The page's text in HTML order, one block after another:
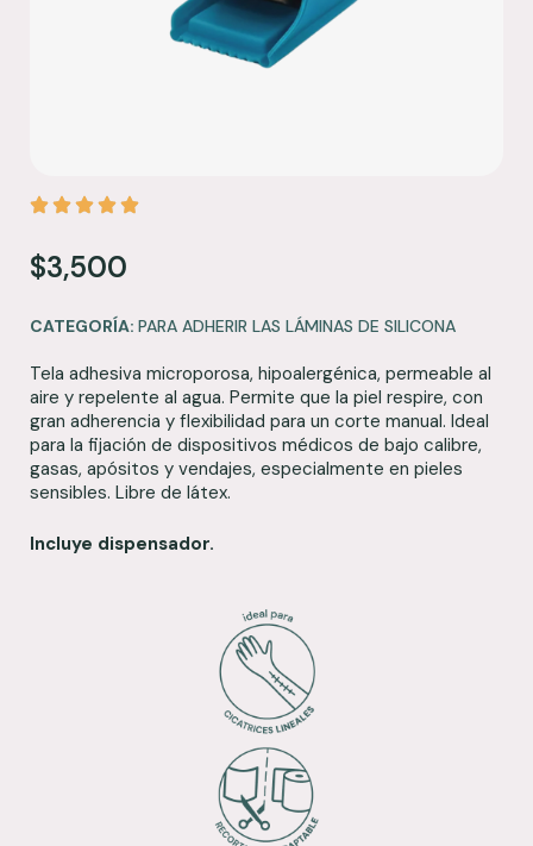
$3,500
CATEGORÍA: PARA ADHERIR LAS LÁMINAS DE SILICONA
Tela adhesiva microporosa, hipoalergénica, permeable al
aire y repelente al agua. Permite que la piel respire, con
gran adherencia y flexibilidad para un corte manual. Ideal
para la fijación de dispositivos médicos de bajo calibre,
gasas, apósitos y vendajes, especialmente en pieles
sensibles. Libre de látex.
Incluye dispensador.